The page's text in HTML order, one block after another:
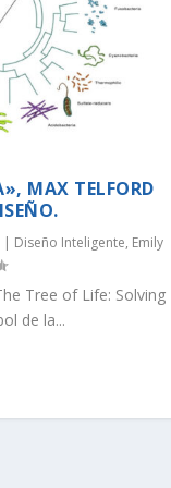
EL
DARWIN:
ESPERA UN
MAX TELFORD
| Diseño Inteligente, Emily
Tree of Life: Solving
de la...